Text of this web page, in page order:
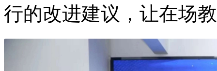
行的改进建议，让在场